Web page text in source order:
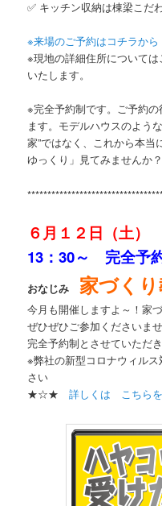
✅ キッチン収納は棟梁こだ
※来場のご予約はコチラから
※現地の詳細住所について
いたします。
※完全予約制です。ご予約
ます。モデルハウスのよう
家”ではなく、これから本当
ゆっくり」見てみませんか？
６月１２日（土）
13：30～ 完全予
おなじみ家づく
今月も開催しますよ～！家
ぜひぜひご参加くださいま
完全予約制とさせていただき
※弊社の新型コロナウィル
さい
★☆★詳しくは こちら